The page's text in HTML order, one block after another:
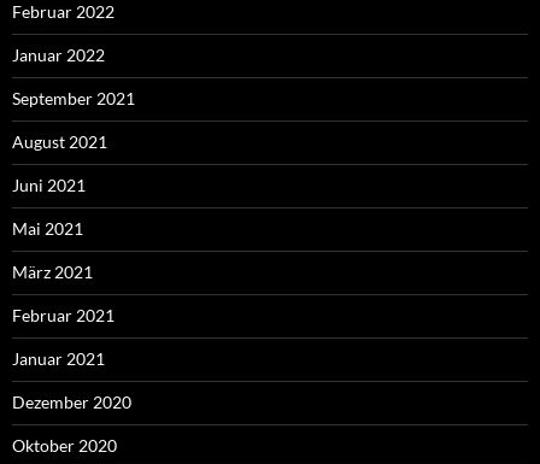
Februar 2022
Januar 2022
September 2021
August 2021
Juni 2021
Mai 2021
März 2021
Februar 2021
Januar 2021
Dezember 2020
Oktober 2020